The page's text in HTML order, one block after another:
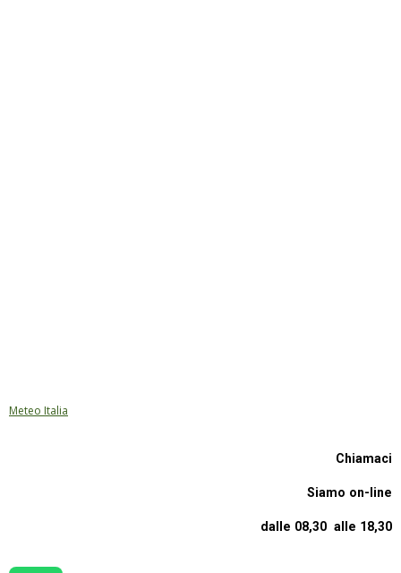
Meteo Italia
Chiamaci
Siamo on-line
dalle 08,30 alle 18,30